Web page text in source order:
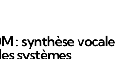
: synthèse vocale
systèmes